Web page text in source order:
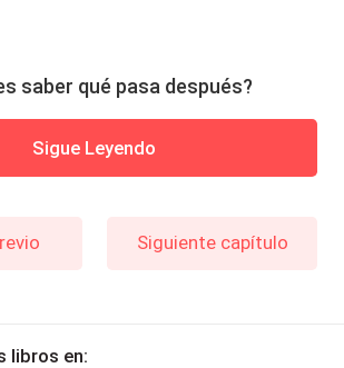
saber qué pasa después?
Sigue Leyendo
Siguiente capítulo
libros en: